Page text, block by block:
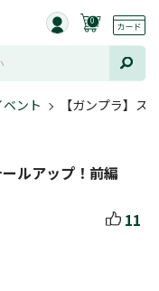
0
ント 【ガンプラ】ス
ルアップ！前編
11